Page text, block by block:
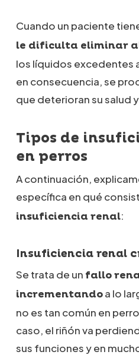
Cuando un paciente
le dificulta eliminar
los líquidos excedentes
en consecuencia, se
que deterioran su salud
Tipos de
en perros
A continuación,
específica en qué
insuficiencia renal:
Insuficiencia renal
Se trata de un fallo
incrementandoa lo
no es tan común en
caso, el riñón va
sus funciones y en